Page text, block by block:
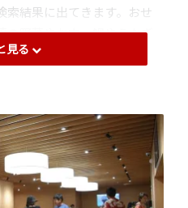
索結果に出てきます。おせ
の野菜やお肉、鯛やうなぎ
ど各地の名産品が使われ、
見る